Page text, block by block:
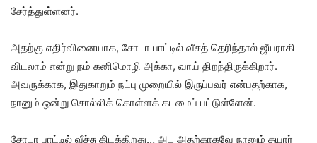
சேர்த்துள்ளனர்.
அதற்கு எதிர்வினையாக, சோடா பாட்டில் வீசத் தெரிந்தால் ஜீயராகி
விடலாம் என்று நம் கனிமொழி அக்கா, வாய் திறந்திருக்கிறார்.
அவருக்காக, இதுகாறும் நட்பு முறையில் இருப்பவர் என்பதற்காக,
நானும் ஒன்று சொல்லிக் கொள்ளக் கடமைப் பட்டுள்ளேன்.
சோடா பாட்டில் வீச்சு கிடக்கிறது… அட அதற்காகவே நானும் தயார்